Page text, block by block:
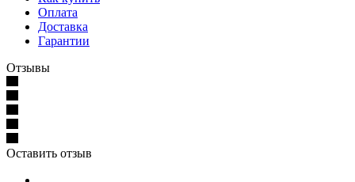
Оплата
Доставка
Гарантии
Отзывы
Оставить отзыв